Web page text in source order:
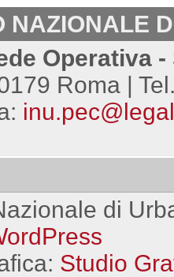
NAZIONALE
Operativa
Roma |
di
Studio